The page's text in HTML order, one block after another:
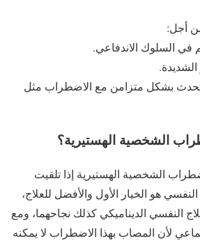
أجل:
في السلوك الاندفاعي.
تحدث بشكل متزامن مع الاضطراب مثل
الشخصية الهستيرية؟
الشخصية الهستيرية إذا تلقيت
هو الخيار الأول والأفضل للعلاج،
النفسي الديناميكي كذلك نجاحهما، ومع
لأن المصاب بهذا الاضطراب لا يمكنه